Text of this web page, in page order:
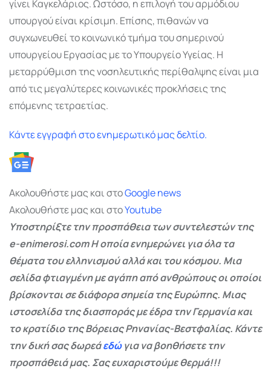
γίνει Καγκελάριος. Ωστόσο, η επιλογή του αρμόδιου
υπουργού είναι κρίσιμη. Επίσης, πιθανών να
συγχωνευθεί το κοινωνικό τμήμα του σημερινού
υπουργείου Εργασίας με το Υπουργείο Υγείας. Η
μεταρρύθμιση της νοσηλευτικής περίθαλψης είναι μια
από τις μεγαλύτερες κοινωνικές προκλήσεις της
επόμενης τετραετίας.
Κάντε εγγραφή στο ενημερωτικό μας δελτίο.
Ακολουθήστε μας και στοGooglenews
Ακολουθήστε μας και στοYoutube
Υποστηρίξτε την προσπάθεια των συντελεστών της
e-enimerosi.com Η οποία ενημερώνει για όλα τα
θέματα του ελληνισμού αλλά και του κόσμου. Μια
σελίδα φτιαγμένη με αγάπη από ανθρώπους οι οποίοι
βρίσκονται σε διάφορα σημεία της Ευρώπης. Μιας
ιστοσελίδα της διασποράς με έδρα την Γερμανία και
το κρατίδιο της Βόρειας Ρηνανίας-Βεστφαλίας. Κάντε
την δική σας δωρεάεδώγια να βοηθήσετε την
προσπάθειά μας. Σας ευχαριστούμε θερμά!!!